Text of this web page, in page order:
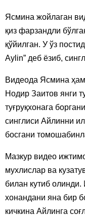
Ясмина жойлаган
қиз фарзандли
қўйилган. У ўз
Aylin” деб ёзиб,
Видеода Ясмина
Нодир Заитов янги
туғруқхонага
синглиси Айлинни
босгани
Мазкур видео
мухлислар ва
билан кутиб
хонандани яна бир
кичкина Айлинга